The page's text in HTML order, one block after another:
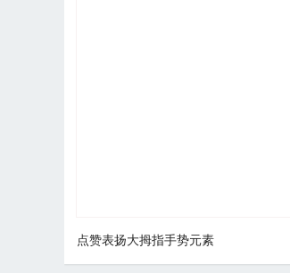
点赞表扬大拇指手势元素